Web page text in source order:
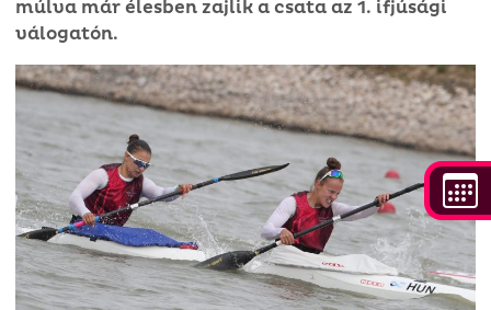
múlva már élesben zajlik a csata az 1. ifjúsági
válogatón.